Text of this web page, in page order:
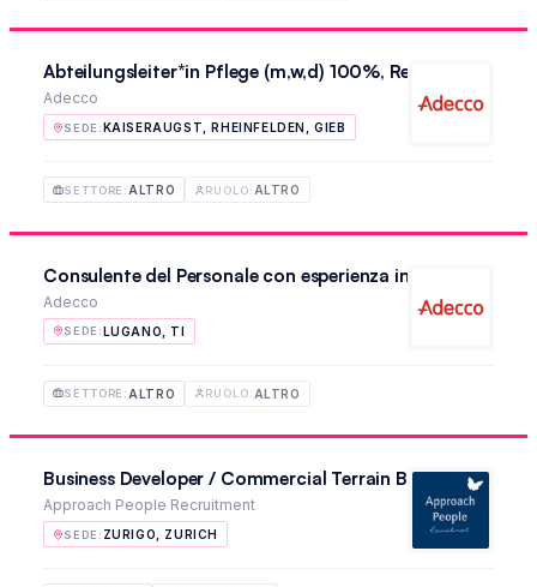
Abteilungsleiter*in Pflege (m,w,d) 100%, Rehabilitation
Adecco
SEDE : KAISERAUGST, RHEINFELDEN, GIEB
SETTORE : ALTRO RUOLO: ALTRO
Consulente del Personale con esperienza in Permanent
Adecco
SEDE :LUGANO, TI
SETTORE : ALTRO RUOLO: ALTRO
Business Developer / Commercial Terrain B2B (VIE) -
Approach People Recruitment
SEDE : ZURIGO, ZURICH